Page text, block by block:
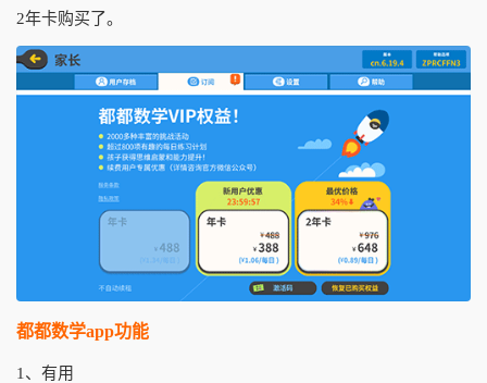
2年卡购买了。
都都数学app功能
1、有用